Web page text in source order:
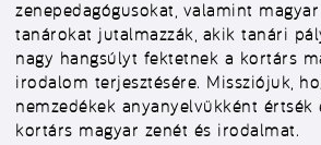
zenepedagógusokat, valamint
tanárokat jutalmazzák, akik tanári
nagy hangsúlyt fektetnek a kortárs
irodalom terjesztésére. Missziójuk,
nemzedékek anyanyelvükként
kortárs magyar zenét és irodalmat.